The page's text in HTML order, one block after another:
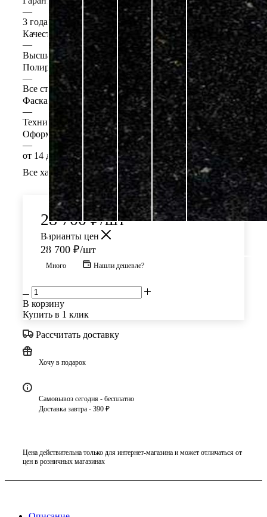
—
3 года
Качество
—
Высшая категория
Полировка
—
Все стороны
Фаска
—
Техническая (1-10 мм.)
Оформление "под ключ"
—
от 14 дней
Все характеристики
28 700₽/шт
Варианты цен
28 700 ₽/шт
Много Нашли дешевле?
В корзину
Купить в 1 клик
Рассчитать доставку
Хочу в подарок
Самовывоз сегодня - бесплатно
Доставка завтра - 390 ₽
Цена действительна только для интернет-магазина и может отличаться от
цен в розничных магазинах